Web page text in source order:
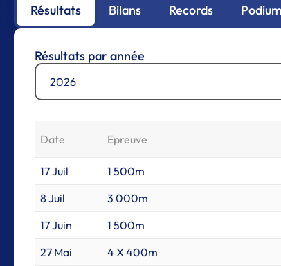
Résultats Bilans Records
Résultats par année
2026
Date Epreuve
17 Juil 1 500m
8 Juil
3 000m
17 Juin
1 500m
27 Mai
4 X 400m